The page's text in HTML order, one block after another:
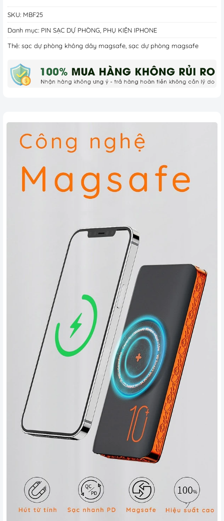
SKU: MBF25
Danh mục: PIN SẠC DỰ PHÒNG PHỤ KIỆN IPHONE
Thẻ: sạc dự phòng không dây magsafe sạc dự phòng magsafe